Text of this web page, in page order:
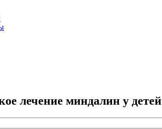
лечение миндалин у детей